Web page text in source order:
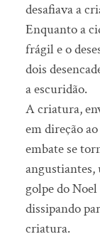
desafiava a
Enquanto a
frágil e o
dois
a escuridão.
A criatura,
em direção
embate se
angustiantes,
golpe do
dissipando
criatura.